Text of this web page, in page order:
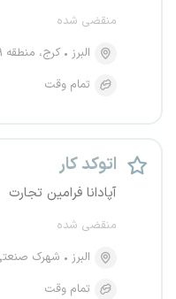
منقضی شده
البرز
کرج، منطقه ۹، چهارصد دستگاه
تمام وقت
اتوکد کار
آپادانا فرامین تجارت
منقضی شده
البرز
شهرک
تمام وقت